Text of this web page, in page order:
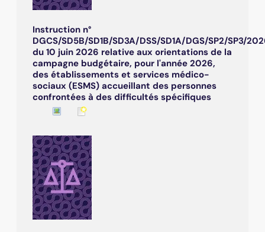
Instruction n°
DGCS/SD5B/SD1B/SD3A/DSS/SD1A/DGS/SP2/SP3/
du 10 juin 2026 relative aux orientations de la
campagne budgétaire, pour l'année 2026,
des établissements et services médico-
sociaux (ESMS) accueillant des personnes
confrontées à des difficultés spécifiques